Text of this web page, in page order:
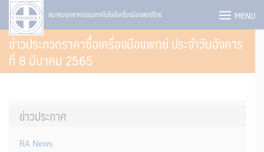
Skip
content
สมาคมอุตสาหกรรมเทคโนโลยีเครื่องมือแพทย์ไทย MENU
ข่าวประกวดราคาซื้อเครื่องมือแพทย์ ประจำวันอังคาร
ที่ 8 มีนาคม 2565
ข่าวประกาศ
RA News